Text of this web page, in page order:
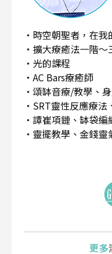
・時空朝聖者，在
・擴大療癒法一階～
・光的課程
・AC Bars療癒師
・頌缽音療/教學、
・SRT靈性反應療
・譚崔項鏈、缽袋
・靈擺教學、金錢靈